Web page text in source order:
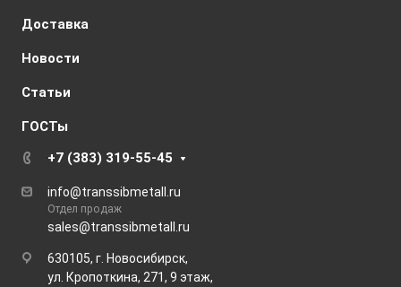
Доставка
Новости
Статьи
ГОСТы
+7 (383) 319-55-45
info@transsibmetall.ru
Отдел продаж
sales@transsibmetall.ru
630105, г. Новосибирск,
ул. Кропоткина, 271, 9 этаж,